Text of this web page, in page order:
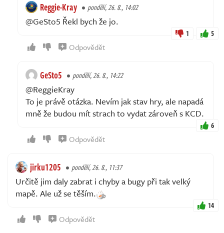
Reggie-Kray pondělí, 26. 8., 14:02
@GeSto5 Řekl bych že jo.
1 5
Odpovědět
GeSto5 pondělí, 26. 8., 14:22
@ReggieKray
To je právě otázka. Nevím jak stav hry, ale napadá
mně že budou mít strach to vydat zároveň s KCD.
6
Odpovědět
jirku1205 pondělí, 26. 8., 11:37
Určitě jim daly zabrat i chyby a bugy při tak velký
mapě. Ale už se těším.
14
Odpovědět